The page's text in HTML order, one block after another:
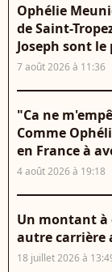
Ophélie
de Saint-
Joseph sont
7 août 2026 à 11:36
"Ca ne
Comme
en France à
4 août 2026 à 19:18
Un montant à
autre carrière
18 juillet 2026 à